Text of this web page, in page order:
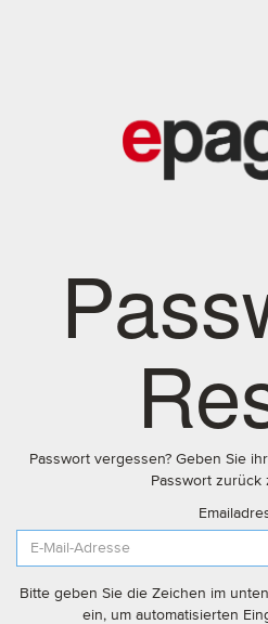
Passwort vergessen? Geben Sie
Passwort zurück
Bitte geben Sie die Zeichen im
ein, um automatisierten